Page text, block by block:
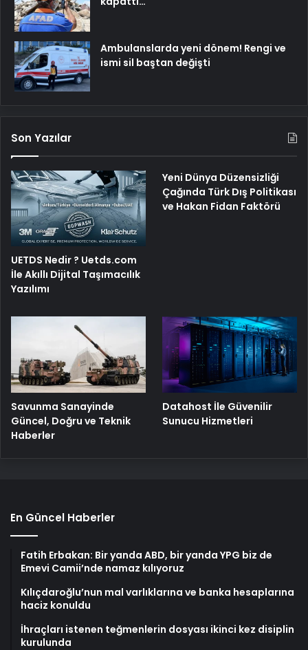
Ambulanslarda yeni dönem! Rengi ve
ismi sil baştan değişti
Son Yazılar
UETDS Nedir ? Uetds.com
İle Akıllı Dijital Taşımacılık
Yazılımı
Yeni Dünya Düzensizliği
Çağında Türk Dış Politikası
ve Hakan Fidan Faktörü
Savunma Sanayinde
Güncel, Doğru ve Teknik
Haberler
Datahost İle Güvenilir
Sunucu Hizmetleri
En Güncel Haberler
Fatih Erbakan: Bir yanda ABD, bir yanda YPG biz de
Emevi Camii’nde namaz kılıyoruz
Kılıçdaroğlu’nun mal varlıklarına ve banka hesaplarına
haciz konuldu
İhraçları istenen teğmenlerin dosyası ikinci kez disiplin
kurulunda